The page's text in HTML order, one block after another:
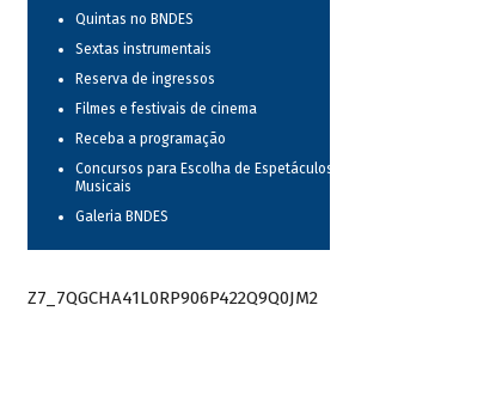
Quintas no BNDES
Sextas instrumentais
Reserva de ingressos
Filmes e festivais de cinema
Receba a programação
Concursos para Escolha de Espetáculos
Musicais
Galeria BNDES
Z7_7QGCHA41L0RP906P422Q9Q0JM2